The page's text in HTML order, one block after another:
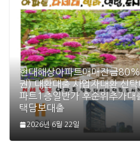
현대해상아파트매매잔금
권) 대환대출 사업자대환 신
파트1층일반가 후순위추가대
택담보대출
2026년 6월 22일